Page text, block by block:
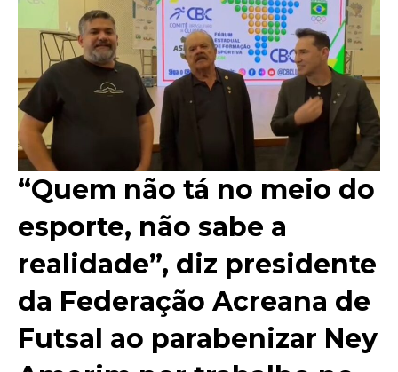
“Quem não tá no meio do
esporte, não sabe a
realidade”, diz presidente
da Federação Acreana de
Futsal ao parabenizar Ney